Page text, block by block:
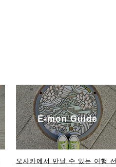
E-mon Guide
오사카에서 만날 수 있는 여행 선